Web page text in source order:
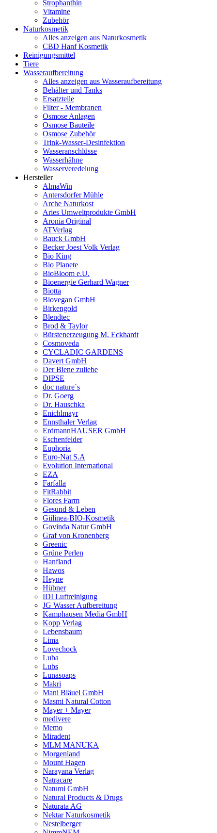
Strophanthin
Vitamine
Zubehör
Naturkosmetik
Alles anzeigen aus Naturkosmetik
CBD Hanf Kosmetik
Reinigungsmittel
Tiere
Wasseraufbereitung
Alles anzeigen aus Wasseraufbereitung
Behälter und Tanks
Ersatzteile
Filter - Membranen
Osmose Anlagen
Osmose Bauteile
Osmose Zubehör
Trink-Wasser-Desinfektion
Wasseranschlüsse
Wasserhähne
Wasserveredelung
Hersteller
AlmaWin
Antersdorfer Mühle
Arche Naturkost
Aries Umweltprodukte GmbH
Aronia Original
ATVerlag
Bauck GmbH
Becker Joest Volk Verlag
Bio King
Bio Planete
BioBloom e.U.
Bioenergie Gerhard Wagner
Biotta
Biovegan GmbH
Birkengold
Blendtec
Brod & Taylor
Bürstenerzeugung M. Eckhardt
Cosmoveda
CYCLADIC GARDENS
Davert GmbH
Der Biene zuliebe
DIPSE
doc nature´s
Dr. Goerg
Dr. Hauschka
Enichlmayr
Ennsthaler Verlag
ErdmannHAUSER GmbH
Eschenfelder
Euphoria
Euro-Nat S.A
Evolution International
EZA
Farfalla
FitRabbit
Flores Farm
Gesund & Leben
Giilinea-BIO-Kosmetik
Govinda Natur GmbH
Graf von Kronenberg
Greenic
Grüne Perlen
Hanfland
Hawos
Heyne
Hübner
IDI Luftreinigung
JG Wasser Aufbereitung
Kamphausen Media GmbH
Kopp Verlag
Lebensbaum
Lima
Lovechock
Luba
Lubs
Lunasoaps
Makri
Mani Bläuel GmbH
Masmi Natural Cotton
Mayer + Mayer
medivere
Memo
Miradent
MLM MANUKA
Morgenland
Mount Hagen
Narayana Verlag
Natracare
Natumi GmbH
Natural Products & Drugs
Naturata AG
Nektar Naturkosmetik
Nestelberger